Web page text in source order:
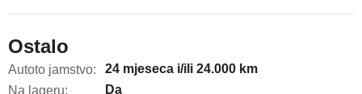
Ostalo
Autoto jamstvo:
24 mjeseca i/ili 24.000 km
Na lageru:
Da